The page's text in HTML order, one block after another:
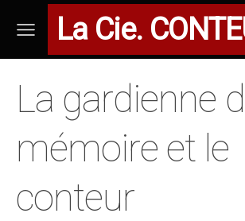
La Cie.
La gardienne
mémoire et le
conteur